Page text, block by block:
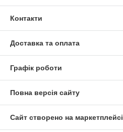
Контакти
Доставка та оплата
Графік роботи
Повна версія сайту
Сайт створено на маркетплейсі